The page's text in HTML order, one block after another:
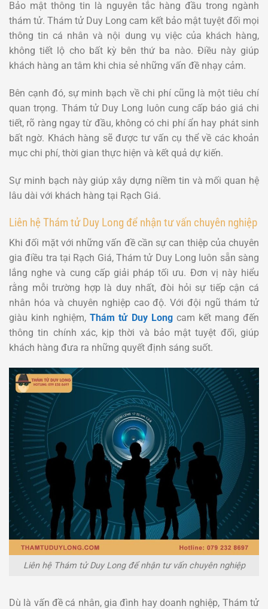
Bảo mật thông tin là nguyên tắc hàng đầu trong ngành
thám tử. Thám tử Duy Long cam kết bảo mật tuyệt đối mọi
thông tin cá nhân và nội dung vụ việc của khách hàng,
không tiết lộ cho bất kỳ bên thứ ba nào. Điều này giúp
khách hàng an tâm khi chia sẻ những vấn đề nhạy cảm.
Bên cạnh đó, sự minh bạch về chi phí cũng là một tiêu chí
quan trọng. Thám tử Duy Long luôn cung cấp báo giá chi
tiết, rõ ràng ngay từ đầu, không có chi phí ẩn hay phát sinh
bất ngờ. Khách hàng sẽ được tư vấn cụ thể về các khoản
mục chi phí, thời gian thực hiện và kết quả dự kiến.
Sự minh bạch này giúp xây dựng niềm tin và mối quan hệ
lâu dài với khách hàng tại Rạch Giá.
Liên hệ Thám tử Duy Long để nhận tư vấn chuyên nghiệp
Khi đối mặt với những vấn đề cần sự can thiệp của chuyên
gia điều tra tại Rạch Giá, Thám tử Duy Long luôn sẵn sàng
lắng nghe và cung cấp giải pháp tối ưu. Đơn vị này hiểu
rằng mỗi trường hợp là duy nhất, đòi hỏi sự tiếp cận cá
nhân hóa và chuyên nghiệp cao độ. Với đội ngũ thám tử
giàu kinh nghiệm,Thám tử Duy Longcam kết mang đến
thông tin chính xác, kịp thời và bảo mật tuyệt đối, giúp
khách hàng đưa ra những quyết định sáng suốt.
Liên hệ Thám tử Duy Long để nhận tư vấn chuyên nghiệp
Dù là vấn đề cá nhân, gia đình hay doanh nghiệp, Thám tử